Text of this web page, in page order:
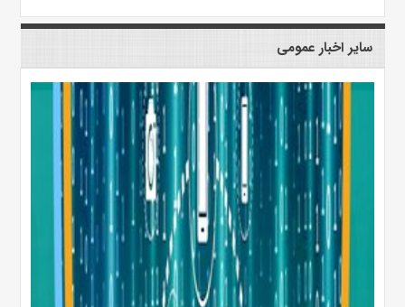
سایر اخبار عمومی